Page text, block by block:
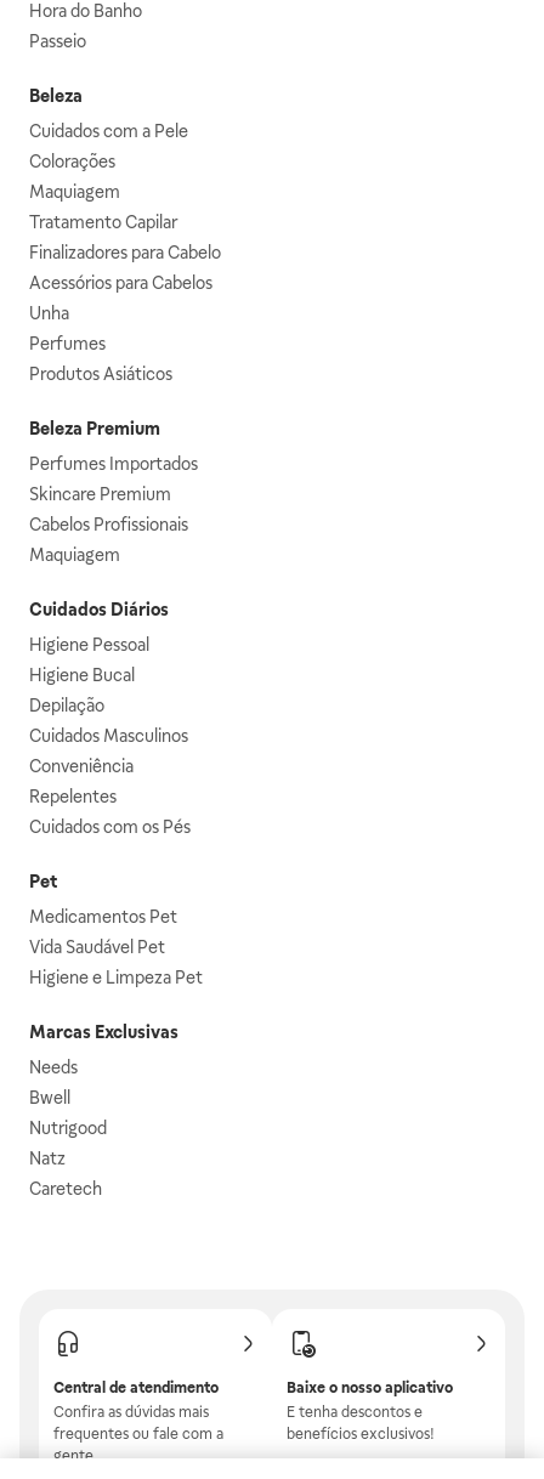
Hora do Banho
Passeio
Beleza
Cuidados com a Pele
Colorações
Maquiagem
Tratamento Capilar
Finalizadores para Cabelo
Acessórios para Cabelos
Unha
Perfumes
Produtos Asiáticos
Beleza Premium
Perfumes Importados
Skincare Premium
Cabelos Profissionais
Maquiagem
Cuidados Diários
Higiene Pessoal
Higiene Bucal
Depilação
Cuidados Masculinos
Conveniência
Repelentes
Cuidados com os Pés
Pet
Medicamentos Pet
Vida Saudável Pet
Higiene e Limpeza Pet
Marcas Exclusivas
Needs
Bwell
Nutrigood
Natz
Caretech
Central de atendimento
Confira as dúvidas mais
frequentes ou fale com a
gente.
Baixe o nosso aplicativo
E tenha descontos e
benefícios exclusivos!